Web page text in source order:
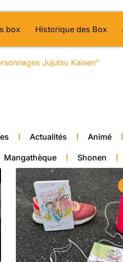
box Historique des Box
Jujutsu Kaisen”/ Page
Actualités Animé
Mangathèque Shonen